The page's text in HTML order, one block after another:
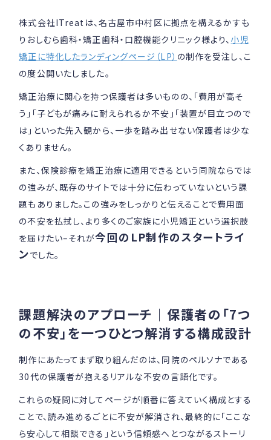
株式会社ITreatは、名古屋市中村区に拠点を構えるかすも
りおしむら歯科・矯正歯科・口腔機能クリニック様より、 小児
矯正に特化したランディングページ（LP） の制作を受注し、こ
の度公開いたしました。
矯正治療に関心を持つ保護者は多いものの、「費用が高そ
う」「子どもが痛みに耐えられるか不安」「装置が目立つので
は」といった先入観から、一歩を踏み出せない保護者は少な
くありません。
また、保険診療を矯正治療に適用できるという同院ならでは
の強みが、既存のサイトでは十分に伝わっていないという課
題もありました。この強みをしっかりと伝えることで費用面
の不安を払拭し、より多くのご家族に小児矯正という選択肢
を届けたい–それが今回のLP制作のスタートライ
ンでした。
課題解決のアプローチ｜保護者の「7つ
の不安」を一つひとつ解消する構成設計
制作にあたってまず取り組んだのは、同院のペルソナである
30代の保護者が抱えるリアルな不安の言語化です。
これらの疑問に対してページが順番に答えていく構成とする
ことで、読み進めるごとに不安が解消され、最終的に「ここな
ら安心して相談できる」という信頼感へとつながるストーリ